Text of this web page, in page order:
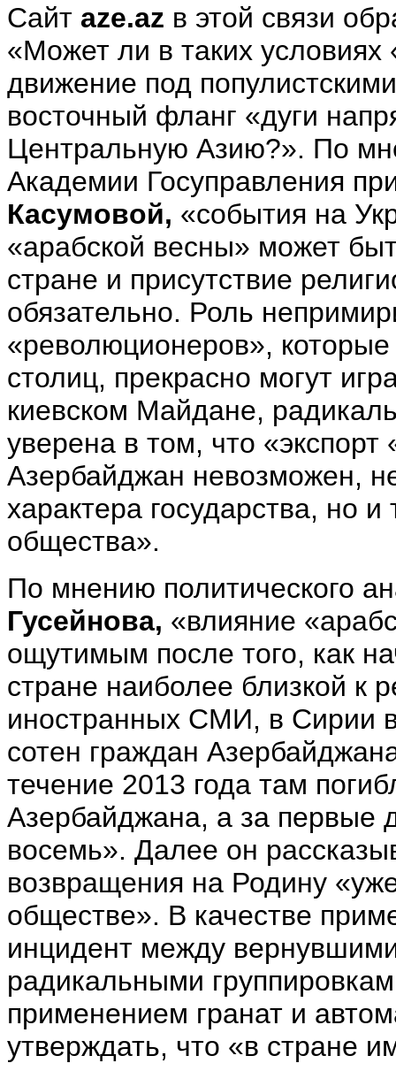
Сайт aze.az в этой связи
«Может ли в таких условиях
движение под
восточный фланг «дуги
Центральную Азию?». По
Академии Госуправления
Касумовой, «события на
«арабской весны» может
стране и присутствие
обязательно. Роль
«революционеров»,
столиц, прекрасно могут
киевском Майдане,
уверена в том, что
Азербайджан невозможен,
характера государства, но
общества».
По мнению политического
Гусейнова, «влияние
ощутимым после того, как
стране наиболее близкой к
иностранных СМИ, в Сирии
сотен граждан
течение 2013 года там
Азербайджана, а за первые
восемь». Далее он
возвращения на Родину
обществе». В качестве
инцидент между
радикальными
применением гранат и
утверждать, что «в стране